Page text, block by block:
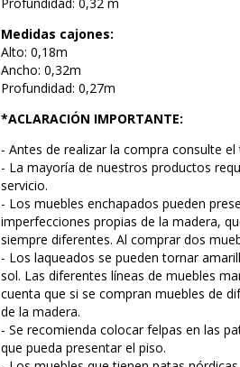
Medidas cajones:
Alto: 0,18m
Ancho: 0,32m
Profundidad: 0,27m
*ACLARACIÓN IMPORTANTE:
- Antes de realizar la compra consulte
- La mayoría de nuestros productos
servicio.
- Los muebles enchapados pueden
imperfecciones propias de la madera,
siempre diferentes. Al comprar dos
- Los laqueados se pueden tornar
sol. Las diferentes líneas de muebles
cuenta que si se compran muebles de
de la madera.
- Se recomienda colocar felpas en las
que pueda presentar el piso.